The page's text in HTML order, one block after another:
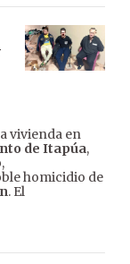
vivienda en
de Itapúa,
homicidio de
. El